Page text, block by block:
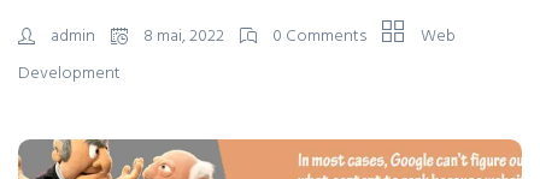
admin 8 mai, 2022 0 Comments
Web
Development